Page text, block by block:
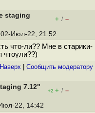
staging
+ / –
Июл-22, 21:52
что-ли?? Мне в старики-
чтоүли??)
Наверх Cообщить модератору
7.12"
+2 + / –
22, 14:42